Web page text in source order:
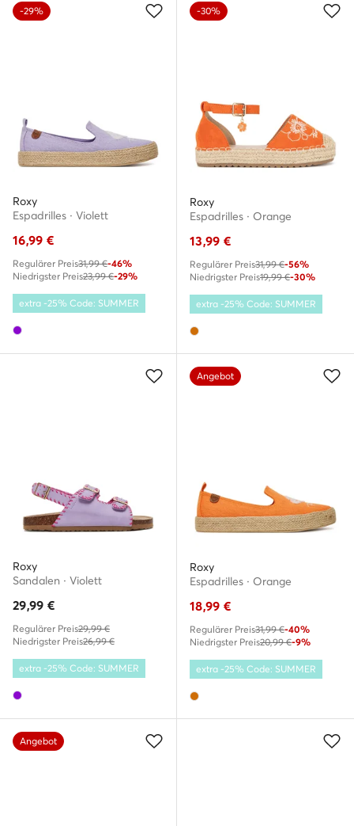
-29%
Roxy
Espadrilles · Violett
16,99 €
Regulärer Preis31,99 €-46%
Niedrigster Preis23,99 €-29%
extra -25% Code: SUMMER
-30%
Roxy
Espadrilles · Orange
13,99 €
Regulärer Preis31,99 €-56%
Niedrigster Preis19,99 €-30%
extra -25% Code: SUMMER
Roxy
Sandalen · Violett
29,99 €
Regulärer Preis29,99 €
Niedrigster Preis26,99 €
extra -25% Code: SUMMER
Angebot
Roxy
Espadrilles · Orange
18,99 €
Regulärer Preis31,99 €-40%
Niedrigster Preis20,99 €-9%
extra -25% Code: SUMMER
Angebot